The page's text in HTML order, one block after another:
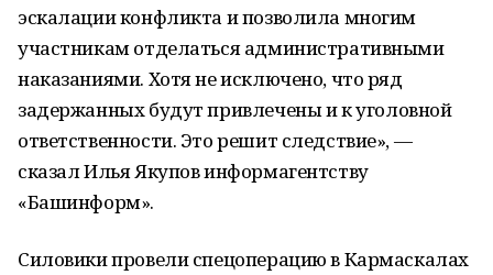
эскалации конфликта ипозволила многим
участникам отделаться административными
наказаниями. Хотя неисключено, что ряд
задержанных будут привлечены икуголовной
ответственности. Это решит следствие»,—
сказал Илья Якупов информагентству
«Башинформ».
Силовики провели спецоперацию вКармаскалах